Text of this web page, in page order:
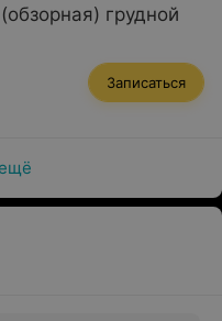
суставов,
грудной и
грудной
Записаться